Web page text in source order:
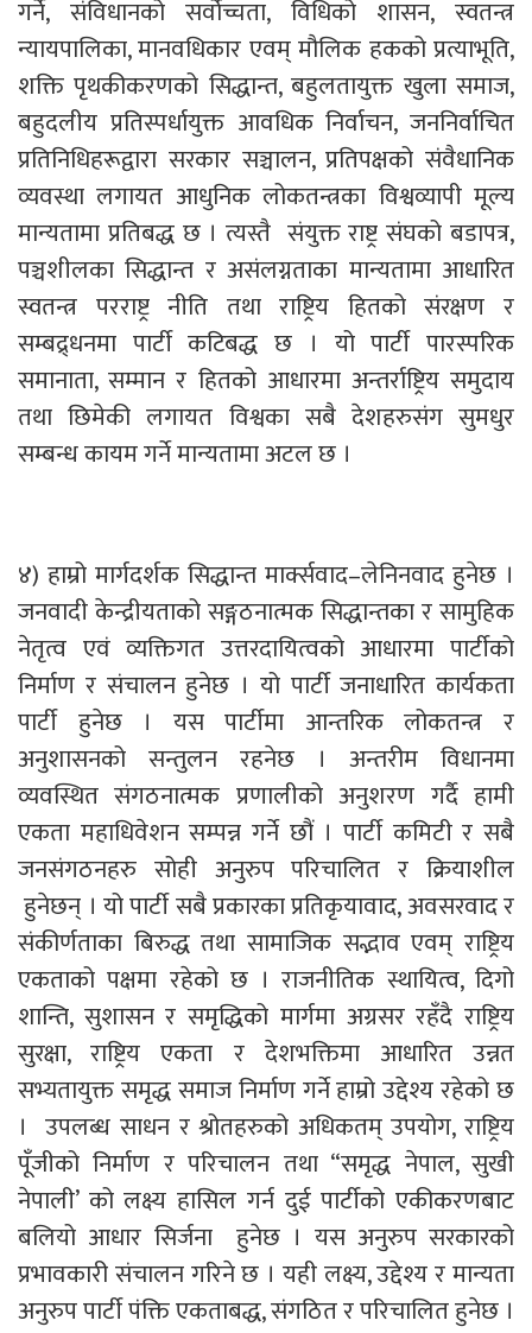
गर्ने, संविधानको सर्वोच्चता, विधिको शासन, स्वतन्त्र
न्यायपालिका, मानवधिकार एवम् मौलिक हकको प्रत्याभूति,
शक्ति पृथकीकरणको सिद्धान्त, बहुलतायुक्त खुला समाज,
बहुदलीय प्रतिस्पर्धायुक्त आवधिक निर्वाचन, जननिर्वाचित
प्रतिनिधिहरूद्वारा सरकार सञ्चालन, प्रतिपक्षको संवैधानिक
व्यवस्था लगायत आधुनिक लोकतन्त्रका विश्वव्यापी मूल्य
मान्यतामा प्रतिबद्ध छ । त्यस्तै संयुक्त राष्ट्र संघको बडापत्र,
पञ्चशीलका सिद्धान्त र असंलग्नताका मान्यतामा आधारित
स्वतन्त्र परराष्ट्र नीति तथा राष्ट्रिय हितको संरक्षण र
सम्बद्र्धनमा पार्टी कटिबद्ध छ । यो पार्टी पारस्परिक
समानाता, सम्मान र हितको आधारमा अन्तर्राष्ट्रिय समुदाय
तथा छिमेकी लगायत विश्वका सबै देशहरुसंग सुमधुर
सम्बन्ध कायम गर्ने मान्यतामा अटल छ ।
४) हाम्रो मार्गदर्शक सिद्धान्त मार्क्सवाद–लेनिनवाद हुनेछ ।
जनवादी केन्द्रीयताको सङ्गठनात्मक सिद्धान्तका र सामुहिक
नेतृत्व एवं व्यक्तिगत उत्तरदायित्वको आधारमा पार्टीको
निर्माण र संचालन हुनेछ । यो पार्टी जनाधारित कार्यकता
पार्टी हुनेछ । यस पार्टीमा आन्तरिक लोकतन्त्र र
अनुशासनको सन्तुलन रहनेछ । अन्तरीम विधानमा
व्यवस्थित संगठनात्मक प्रणालीको अनुशरण गर्दै हामी
एकता महाधिवेशन सम्पन्न गर्ने छौं । पार्टी कमिटी र सबै
जनसंगठनहरु सोही अनुरुप परिचालित र क्रियाशील
हुनेछन् । यो पार्टी सबै प्रकारका प्रतिकृयावाद, अवसरवाद र
संकीर्णताका बिरुद्ध तथा सामाजिक सद्भाव एवम् राष्ट्रिय
एकताको पक्षमा रहेको छ । राजनीतिक स्थायित्व, दिगो
शान्ति, सुशासन र समृद्धिको मार्गमा अग्रसर रहँदै राष्ट्रिय
सुरक्षा, राष्ट्रिय एकता र देशभक्तिमा आधारित उन्नत
सभ्यतायुक्त समृद्ध समाज निर्माण गर्ने हाम्रो उद्देश्य रहेको छ
। उपलब्ध साधन र श्रोतहरुको अधिकतम् उपयोग, राष्ट्रिय
पूँजीको निर्माण र परिचालन तथा “समृद्ध नेपाल, सुखी
नेपाली’ को लक्ष्य हासिल गर्न दुई पार्टीको एकीकरणबाट
बलियो आधार सिर्जना हुनेछ । यस अनुरुप सरकारको
प्रभावकारी संचालन गरिने छ । यही लक्ष्य, उद्देश्य र मान्यता
अनुरुप पार्टी पंक्ति एकताबद्ध, संगठित र परिचालित हुनेछ ।